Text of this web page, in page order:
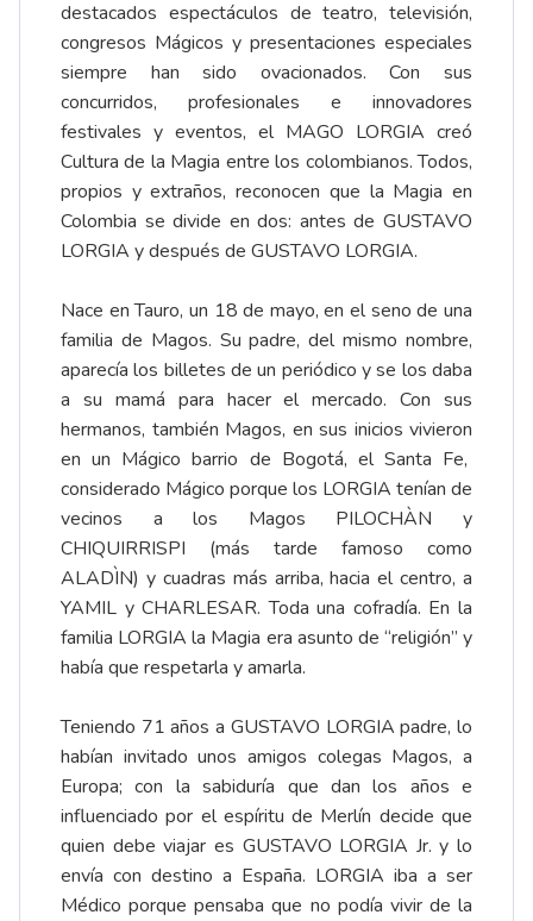
destacados espectáculos de teatro, televisión,
congresos Mágicos y presentaciones especiales
siempre han sido ovacionados. Con sus
concurridos, profesionales e innovadores
festivales y eventos, el MAGO LORGIA creó
Cultura de la Magia entre los colombianos. Todos,
propios y extraños, reconocen que la Magia en
Colombia se divide en dos: antes de GUSTAVO
LORGIA y después de GUSTAVO LORGIA.
Nace en Tauro, un 18 de mayo, en el seno de una
familia de Magos. Su padre, del mismo nombre,
aparecía los billetes de un periódico y se los daba
a su mamá para hacer el mercado. Con sus
hermanos, también Magos, en sus inicios vivieron
en un Mágico barrio de Bogotá, el Santa Fe,
considerado Mágico porque los LORGIA tenían de
vecinos a los Magos PILOCHÀN y
CHIQUIRRISPI (más tarde famoso como
ALADÌN) y cuadras más arriba, hacia el centro, a
YAMIL y CHARLESAR. Toda una cofradía. En la
familia LORGIA la Magia era asunto de “religión” y
había que respetarla y amarla.
Teniendo 71 años a GUSTAVO LORGIA padre, lo
habían invitado unos amigos colegas Magos, a
Europa; con la sabiduría que dan los años e
influenciado por el espíritu de Merlín decide que
quien debe viajar es GUSTAVO LORGIA Jr. y lo
envía con destino a España. LORGIA iba a ser
Médico porque pensaba que no podía vivir de la